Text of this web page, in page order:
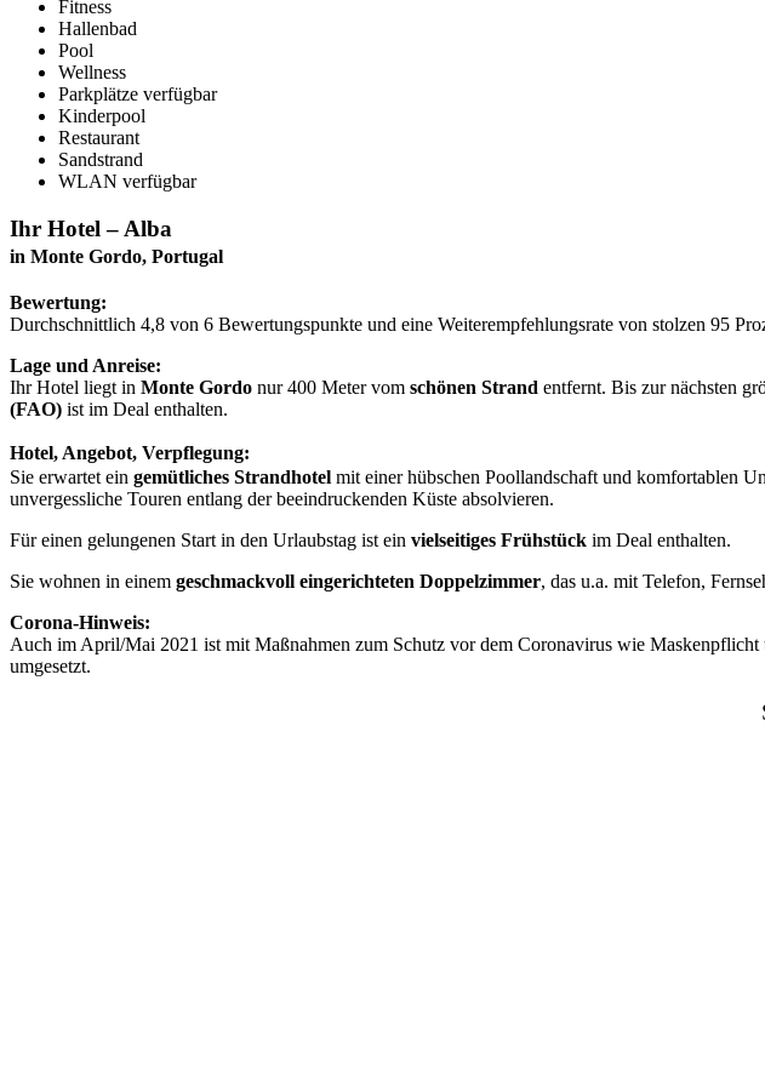
Fitness
Hallenbad
Pool
Wellness
Parkplätze verfügbar
Kinderpool
Restaurant
Sandstrand
WLAN verfügbar
Ihr Hotel – Alba
in Monte Gordo, Portugal
Bewertung:
Durchschnittlich 4,8 von 6 Bewertungspunkte und eine Weiterempfehlungsrate von stolzen 95
Lage und Anreise:
Ihr Hotel liegt in Monte Gordo nur 400 Meter vom schönen Strand entfernt. Bis zur nächsten
(FAO) ist im Deal enthalten.
Hotel, Angebot, Verpflegung:
Sie erwartet ein gemütliches Strandhotel mit einer hübschen Poollandschaft und komfortablen
unvergessliche Touren entlang der beeindruckenden Küste absolvieren.
Für einen gelungenen Start in den Urlaubstag ist ein vielseitiges Frühstück im Deal enthalten.
Sie wohnen in einem geschmackvoll eingerichteten Doppelzimmer, das u.a. mit Telefon,
Corona-Hinweis:
Auch im April/Mai 2021 ist mit Maßnahmen zum Schutz vor dem Coronavirus wie
umgesetzt.